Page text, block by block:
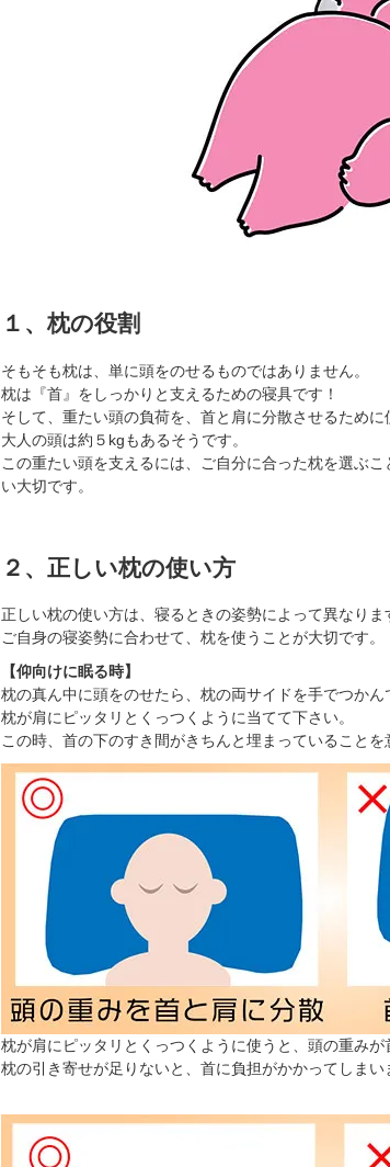
１、枕の役割
そもそも枕は、単に頭をのせるものではありません。
枕は『首』をしっかりと支えるための寝具です！
そして、重たい頭の負荷を、首と肩に分散させるために
大人の頭は約５kgもあるそうです。
この重たい頭を支えるには、ご自分に合った枕を選ぶ
い大切です。
２、正しい枕の使い方
正しい枕の使い方は、寝るときの姿勢によって異なりま
ご自身の寝姿勢に合わせて、枕を使うことが大切です。
【仰向けに眠る時】
枕の真ん中に頭をのせたら、枕の両サイドを手でつかん
枕が肩にピッタリとくっつくように当てて下さい。
この時、首の下のすき間がきちんと埋まっていることを
枕が肩にピッタリとくっつくように使うと、頭の重みが
枕の引き寄せが足りないと、首に負担がかかってしまい